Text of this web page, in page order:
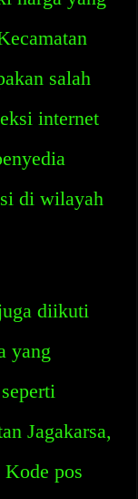
salah
internet
di wilayah
diikuti
yang
Jagakarsa,
pos